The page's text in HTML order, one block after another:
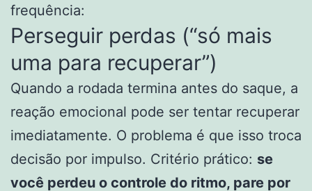
frequência:
Perseguir perdas (“só mais
uma para recuperar”)
Quando a rodada termina antes do saque, a
reação emocional pode ser tentar recuperar
imediatamente. O problema é que isso troca
decisão por impulso. Critério prático: se
você perdeu o controle do ritmo, pare por